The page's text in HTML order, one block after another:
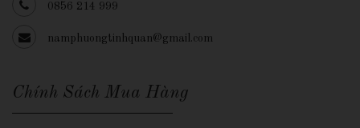
0856 214 999
namphuongtinhquan@gmail.com
Chính Sách Mua Hàng